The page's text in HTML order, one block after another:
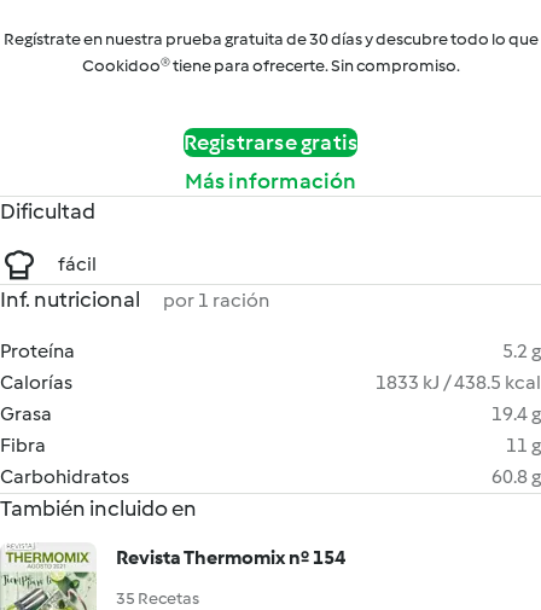
Regístrate en nuestra prueba gratuita de 30 días y descubre todo lo que
Cookidoo® tiene para ofrecerte. Sin compromiso.
Registrarse gratis
Más información
Dificultad
fácil
Inf. nutricional por 1 ración
Proteína
5.2 g
Calorías
1833 kJ / 438.5 kcal
Grasa
19.4 g
Fibra
11 g
Carbohidratos
60.8 g
También incluido en
Revista Thermomix nº 154
35 Recetas